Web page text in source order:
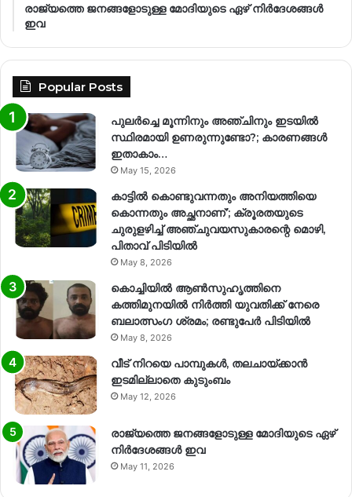
രാജ്യത്തെ ജനങ്ങളോടുള്ള മോദിയുടെ ഏഴ് നിര്‍ദേശങ്ങള്‍
ഇവ
Popular Posts
പുലർച്ചെ മൂന്നിനും അഞ്ചിനും ഇടയിൽ
സ്ഥിരമായി ഉണരുന്നുണ്ടോ?; കാരണങ്ങള്‍
ഇതാകാം…
May 15, 2026
കാട്ടിൽ കൊണ്ടുവന്നതും അനിയത്തിയെ
കൊന്നതും അച്ഛനാണ്’; ക്രൂരതയുടെ
ചുരുളഴിച്ച് അഞ്ചുവയസുകാരന്റെ മൊഴി,
പിതാവ് പിടിയിൽ
May 8, 2026
കൊച്ചിയിൽ ആൺസുഹൃത്തിനെ
കത്തിമുനയിൽ നിർത്തി യുവതിക്ക് നേരെ
ബലാത്സംഗ​ ശ്രമം; രണ്ടുപേർ പിടിയിൽ
May 8, 2026
വീട് നിറയെ പാമ്പുകൾ, തലചായ്ക്കാൻ
ഇടമില്ലാതെ കുടുംബം
May 12, 2026
രാജ്യത്തെ ജനങ്ങളോടുള്ള മോദിയുടെ ഏഴ്
നിര്‍ദേശങ്ങള്‍ ഇവ
May 11, 2026